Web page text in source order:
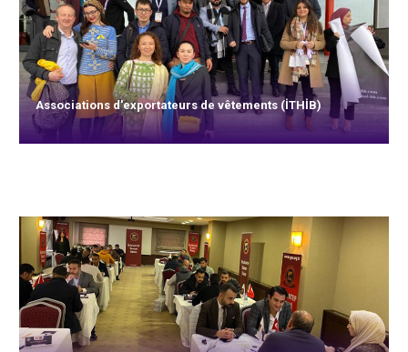
Associations d'exportateurs de vêtements (İTHİB)